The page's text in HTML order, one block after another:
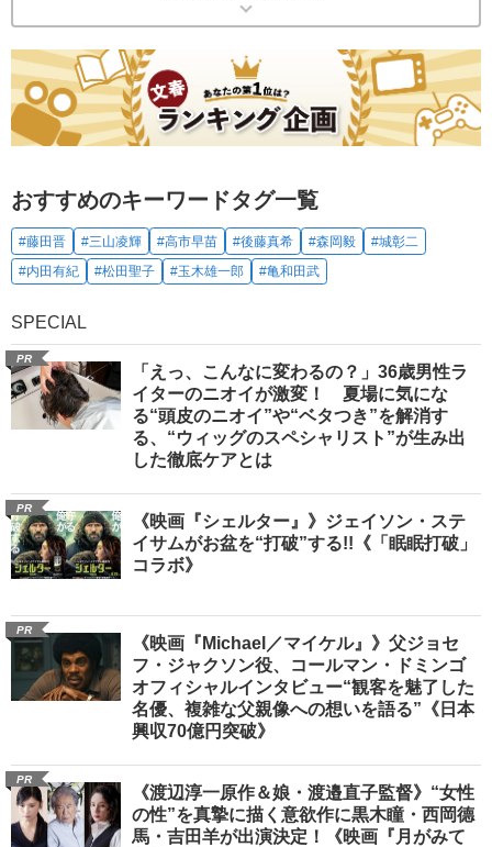
おすすめのキーワードタグ一覧
#藤田晋 #三山凌輝 #高市早苗 #後藤真希 #森岡毅
#城彰二
#内田有紀
#松田聖子 #玉木雄一郎 #亀和田武
SPECIAL
PR
「えっ、こんなに変わるの？」36歳男性ラ
イターのニオイが激変！ 夏場に気にな
る“頭皮のニオイ”や“ベタつき”を解消す
る、“ウィッグのスペシャリスト”が生み出
した徹底ケアとは
PR
《映画『シェルター』》ジェイソン・ステ
イサムがお盆を“打破”する!!《「眠眠打破」
コラボ》
PR
《映画『Michael／マイケル』》父ジョセ
フ・ジャクソン役、コールマン・ドミンゴ
オフィシャルインタビュー“観客を魅了した
名優、複雑な父親像への想いを語る”《日本
興収70億円突破》
PR
《渡辺淳一原作＆娘・渡邉直子監督》“女性
の性”を真摯に描く意欲作に黒木瞳・西岡德
馬・吉田羊が出演決定！《映画『月がみて